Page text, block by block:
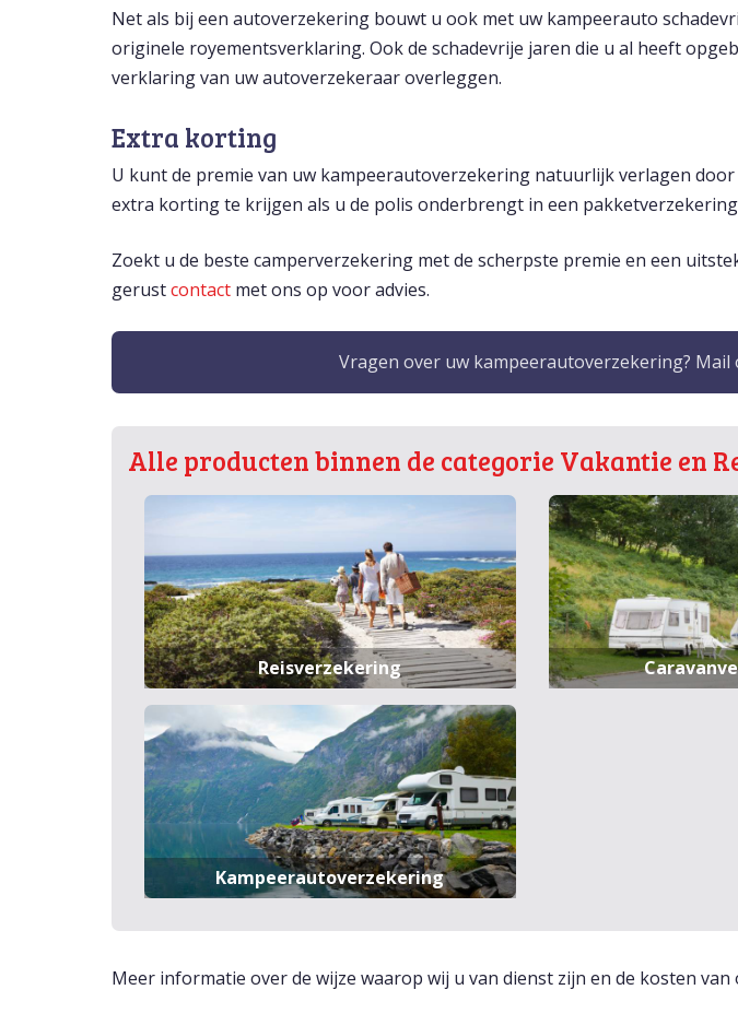
Net als bij een autoverzekering bouwt u ook met uw kampeerauto
originele royementsverklaring. Ook de schadevrije jaren die u al heeft
verklaring van uw autoverzekeraar overleggen.
Extra korting
U kunt de premie van uw kampeerautoverzekering natuurlijk verlagen
extra korting te krijgen als u de polis onderbrengt in een
Zoekt u de beste camperverzekering met de scherpste premie en een
gerustcontact met ons op voor advies.
Vragen over uw kampeerautoverzekering?
Alle producten binnen de categorie Vakantie en
Reisverzekering
Kampeerautoverzekering
Meer informatie over de wijze waarop wij u van dienst zijn en de kosten